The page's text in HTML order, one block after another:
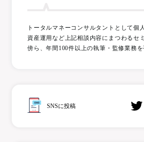
トータルマネーコンサルタントとして個
資産運用など上記相談内容にまつわるセ
傍ら、年間100件以上の執筆・監修業務を
SNSに投稿